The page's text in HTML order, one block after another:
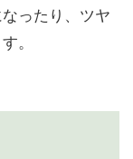
ったり、ツヤ
。